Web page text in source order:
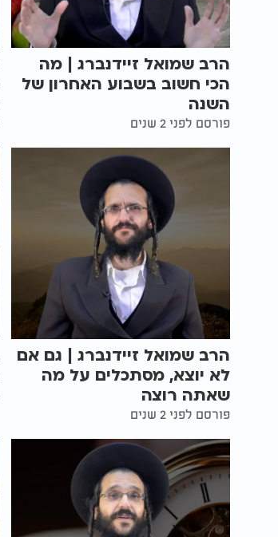
הרב שמואל זיידנברג | מה
הכי חשוב בשבוע האחרון של
השנה
פורסם לפני 2 שנים
הרב שמואל זיידנברג | גם אם
לא יוצא, מסתכלים על מה
שאתה רוצה
פורסם לפני 2 שנים